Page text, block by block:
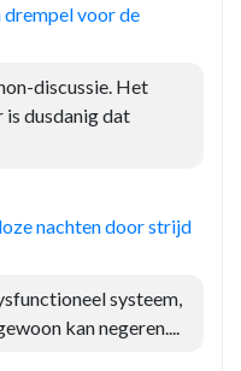
voor de
discussie. Het
dusdanig dat
nachten door strijd
systeem,
kan negeren....